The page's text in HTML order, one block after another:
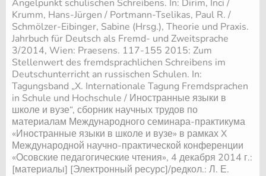
Angelpunkt schulischen Schreibens. In: Dirim, Inci /
Krumm, Hans-Jürgen / Portmann-Tselikas, Paul R. /
Schmölzer-Eibinger, Sabine (Hrsg.), Theorie und Praxis.
Jahrbuch für Deutsch als Fremd- und Zweitsprache
3/2014, Wien: Praesens. 117-155 2015: Zum
Stellenwert des fremdsprachlichen Schreibens im
Deutschunterricht an russischen Schulen. In:
Tagungsband „X. Internationale Tagung Fremdsprachen
in Schule und Hochschule / Иностранные языки в
школе и вузе“, сборник научных трудов по
материалам Международного семинара-практикума
«Иностранные языки в школе и вузе» в рамках X
Международной научно-практической конференции
«Осовские педагогические чтения», 4 декабря 2014 г.:
[материалы] [Электронный ресурс]/редкол.: Л. Е.